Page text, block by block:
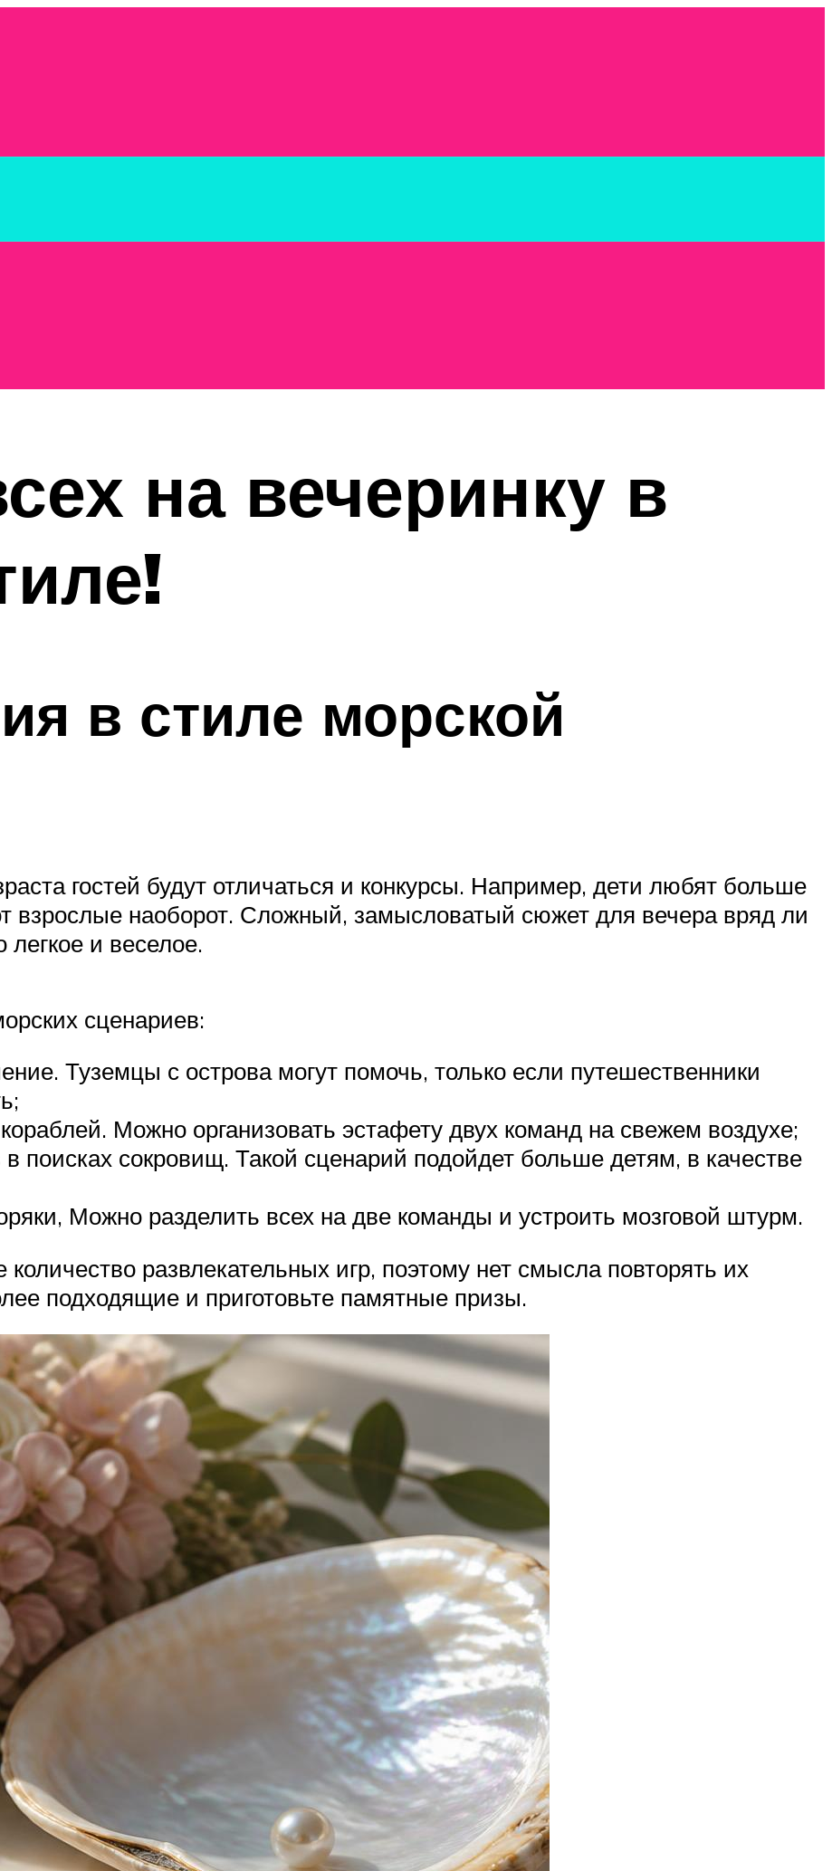
на вечеринку в
в стиле морской
гостей будут отличаться и конкурсы. Например, дети любят больше
взрослые наоборот. Сложный, замысловатый сюжет для вечера вряд ли
легкое и веселое.
сценариев:
Туземцы с острова могут помочь, только если путешественники
Можно организовать эстафету двух команд на свежем воздухе;
поисках сокровищ. Такой сценарий подойдет больше детям, в качестве
Можно разделить всех на две команды и устроить мозговой штурм.
развлекательных игр, поэтому нет смысла повторять их
подходящие и приготовьте памятные призы.